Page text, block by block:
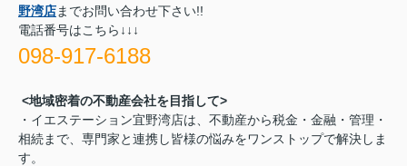
野湾店までお問い合わせ下さい!!
電話番号はこちら↓↓↓
098-917-6188
<地域密着の不動産会社を目指して>
・イエステーション宜野湾店は、不動産から税金・金融・管理・
相続まで、専門家と連携し皆様の悩みをワンストップで解決しま
す。